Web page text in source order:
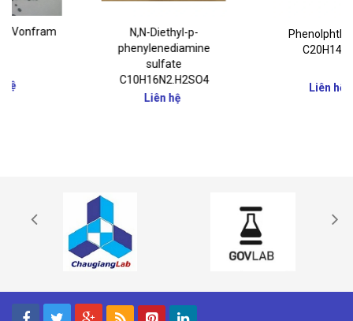
N,N-Diethyl-p-
phenylenediamine
C10H16N2.H2SO4
Phenolphthalein